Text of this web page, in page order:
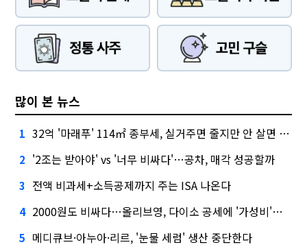
많이 본 뉴스
1 32억 '마래푸' 114㎡ 종부세, 실거주면 줄지만 안 살면 2.5배
2 '2조는 받아야' vs '너무 비싸다'…공차, 매각 성공할까
3 전액 비과세+소득공제까지 주는 ISA 나온다
4 2000원도 비싸다…올리브영, 다이소 공세에 '가성비'로 맞불
5 메디큐브·아누아·리르, '눈물 세럼' 생산 중단한다